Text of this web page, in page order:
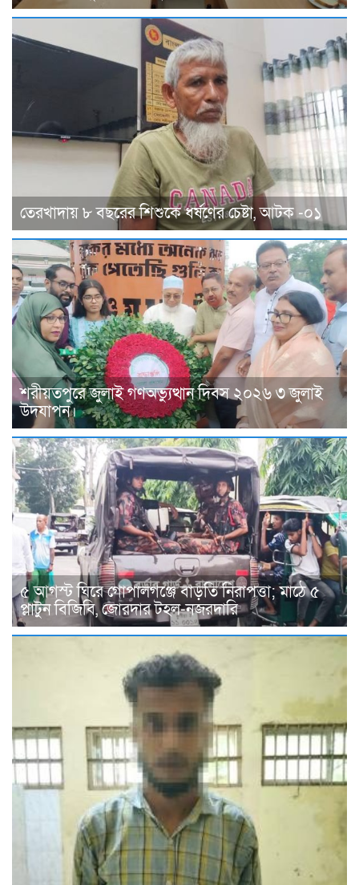
তেরখাদায় ৮ বছরের শিশুকে ধর্ষণের চেষ্টা, আটক -০১
শরীয়তপুরে জুলাই গণঅভ্যুত্থান দিবস ২০২৬ ৩ জুলাই
উদযাপন।
৫ আগস্ট ঘিরে গোপালগঞ্জে বাড়তি নিরাপত্তা; মাঠে ৫
প্লাটুন বিজিবি, জোরদার টহল-নজরদারি